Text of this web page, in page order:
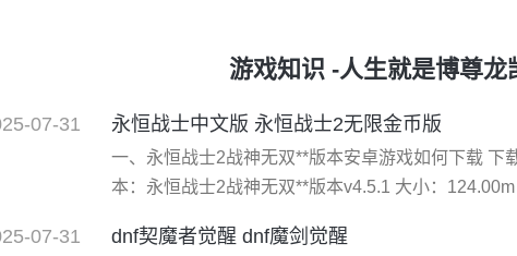
游戏知识 -人生就是博尊龙
07-31 永恒战士中文版 永恒战士2无限金币版
一、永恒战士2战神无双**版本安卓游戏如何下载 下
本：永恒战士2战神无双**版本v4.5.1 大小：
3d动作竞技战斗手游，游戏以欧洲中世纪暗黑传说
07-31 dnf契魔者觉醒 dnf魔剑觉醒